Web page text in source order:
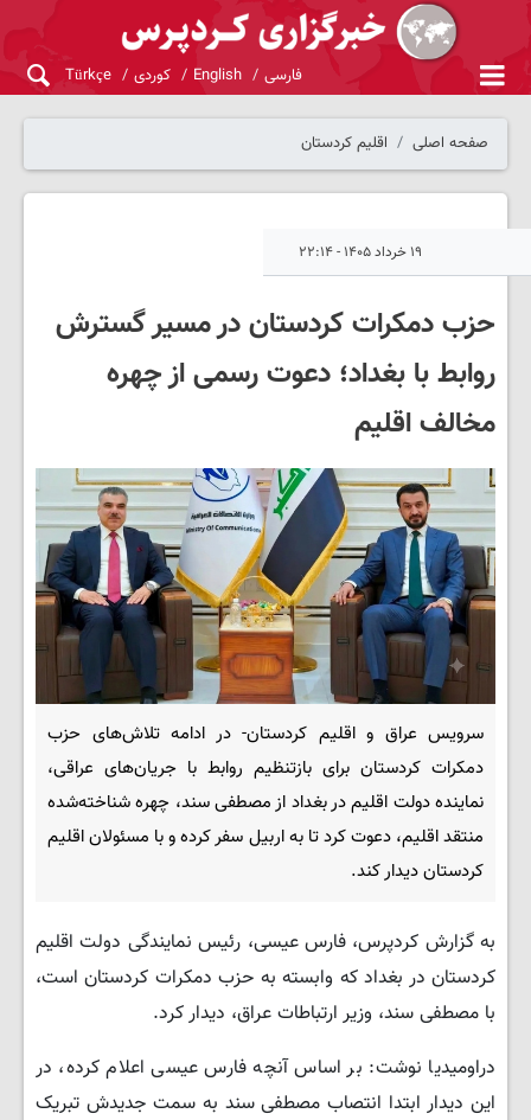
فارسی English کوردی Türkçe
صفحه اصلی اقلیم کردستان
۱۹ خرداد ۱۴۰۵ - ۲۲:۱۴
حزب دمکرات کردستان در مسیر گسترش
روابط با بغداد؛ دعوت رسمی از چهره
مخالف اقلیم
سرویس عراق و اقلیم کردستان- در ادامه تلاش‌های حزب
دمکرات کردستان برای بازتنظیم روابط با جریان‌های عراقی،
نماینده دولت اقلیم در بغداد از مصطفی سند، چهره شناخته‌شده
منتقد اقلیم، دعوت کرد تا به اربیل سفر کرده و با مسئولان اقلیم
کردستان دیدار کند.
به گزارش کردپرس، فارس عیسی، رئیس نمایندگی دولت اقلیم
کردستان در بغداد که وابسته به حزب دمکرات کردستان است،
با مصطفی سند، وزیر ارتباطات عراق، دیدار کرد.
دراومیدیا نوشت: بر اساس آنچه فارس عیسی اعلام کرده، در
این دیدار ابتدا انتصاب مصطفی سند به سمت جدیدش تبریک